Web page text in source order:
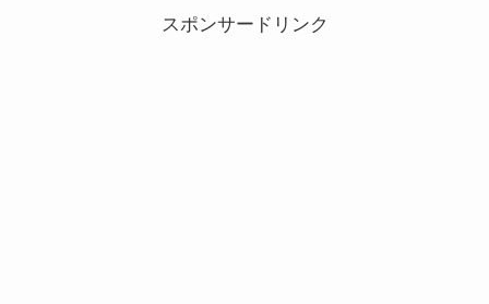
スポンサードリンク